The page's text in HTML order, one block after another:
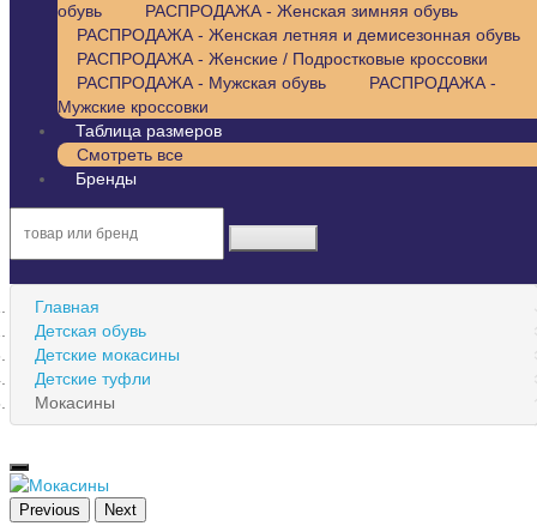
обувь
РАСПРОДАЖА - Женская зимняя обувь
РАСПРОДАЖА - Женская летняя и демисезонная обувь
РАСПРОДАЖА - Женские / Подростковые кроссовки
РАСПРОДАЖА - Мужская обувь
РАСПРОДАЖА -
Мужские кроссовки
Таблица размеров
Смотреть все
Бренды
Главная
Детская обувь
Детские мокасины
Детские туфли
Мокасины
Previous Next